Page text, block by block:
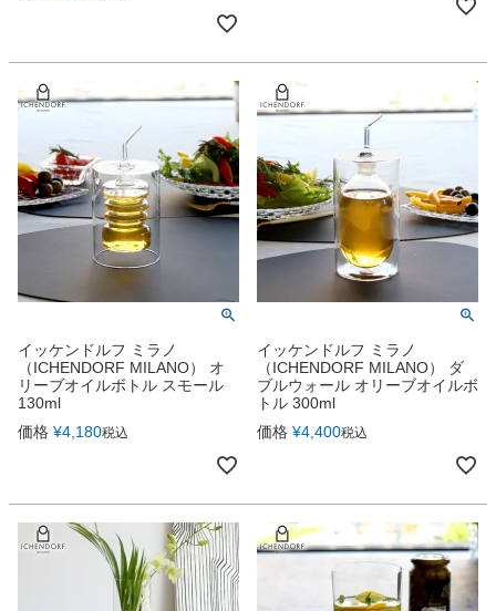
イッケンドルフ ミラノ
（ICHENDORF MILANO） オ
リーブオイルボトル スモール
130ml
価格 ¥4,180税込
イッケンドルフ ミラノ
（ICHENDORF MILANO） ダ
ブルウォール オリーブオイルボ
トル 300ml
価格 ¥4,400税込